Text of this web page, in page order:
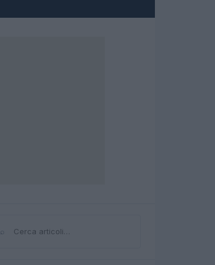
⌕Cerca